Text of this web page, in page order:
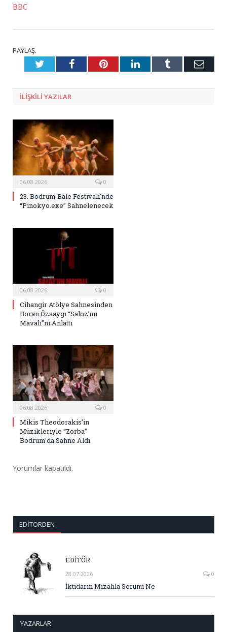
BBC
PAYLAŞ.
TwitterFacebookPinterestLinkedInTumblr E-
ILIŞKILI YAZILAR
06.08.2026 0
23. Bodrum Bale Festivali’nde
“Pinokyo.exe” Sahnelenecek
06.08.2026 0
Cihangir Atölye Sahnesinden
Boran Özsaygı “Saloz’un
Mavalı”nı Anlattı
06.08.2026 0
Mikis Theodorakis’in
Müzikleriyle “Zorba”
Bodrum’da Sahne Aldı
Yorumlar kapatıldı.
EDITÖRDEN
EDİTÖR
28.07.2026 0
İktidarın Mizahla Sorunu Ne
YAZARLAR